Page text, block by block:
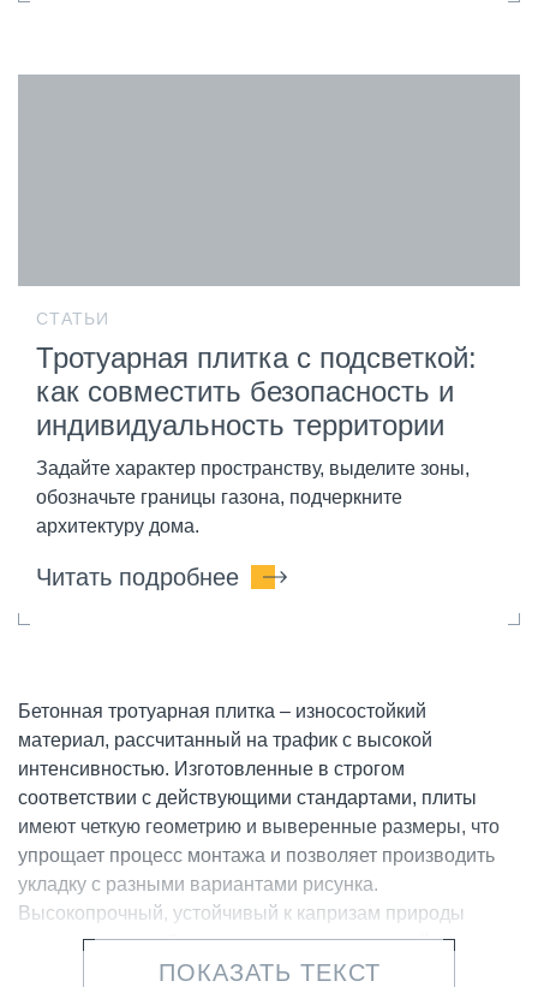
СТАТЬИ
Тротуарная плитка с подсветкой:
как совместить безопасность и
индивидуальность территории
Задайте характер пространству, выделите зоны,
обозначьте границы газона, подчеркните
архитектуру дома.
Читать подробнее
Бетонная тротуарная плитка – износостойкий
материал, рассчитанный на трафик с высокой
интенсивностью. Изготовленные в строгом
соответствии с действующими стандартами, плиты
имеют четкую геометрию и выверенные размеры, что
упрощает процесс монтажа и позволяет производить
укладку с разными вариантами рисунка.
Высокопрочный, устойчивый к капризам природы
материал, способен сохранять первозданный вид и
форму не один десяток лет, не требуя специального
ПОКАЗАТЬ ТЕКСТ